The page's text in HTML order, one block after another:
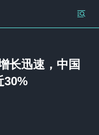
长迅速，中国
30%